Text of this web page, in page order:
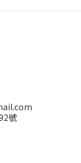
號